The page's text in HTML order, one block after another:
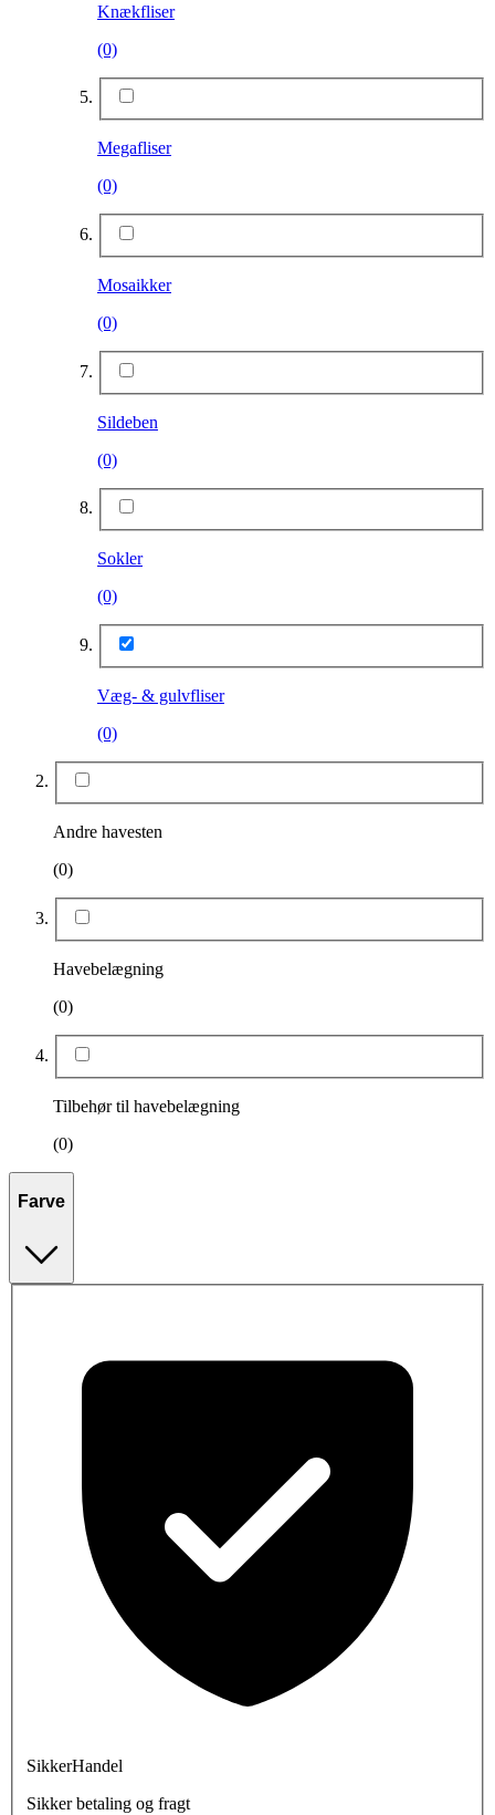
Knækfliser
(0)
Megafliser
(0)
Mosaikker
(0)
Sildeben
(0)
Sokler
(0)
Væg- & gulvfliser
(0)
Andre havesten
(0)
Havebelægning
(0)
Tilbehør til havebelægning
(0)
Farve
SikkerHandel
Sikker betaling og fragt